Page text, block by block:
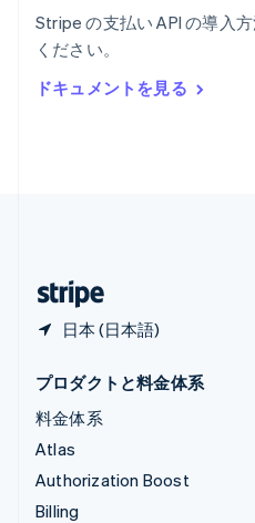
Stripe の支払い API の導入
ください。
ドキュメントを見る
日本 (日本語)
リヒテンシュタイン
Deutsch
ルーマニア
English
プロダクトと料金体系
料金体系
Atlas
Authorization Boost
Billing